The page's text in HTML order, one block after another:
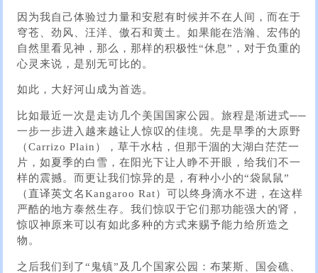
因为我自己体验过力量和安慰有时候并不在人间，而在于
穹苍、劲风、汪洋、傲石和黄土。如果能在浩瀚、宏伟的
自然里看见神，那么，那样的积极性“休息”，对于负重的
心灵来说，是别无可比的。
如此，大好河山成为首选。
比如最近一次是走访几个美国国家公园。旅程是渐进式──
一步一步进入越来越让人惊叹的佳境。先是旱季的大原野
（Carrizo Plain），草干水枯，但那干涸的大湖白茫茫一
片，如夏季的白雪，在阳光下让人睁不开眼，给我们不一
样的震撼。而更让我们惊异的是，有种小小的“袋鼠鼠”
（直译英文名Kangaroo Rat）可以终身滴水不进，在这样
严酷的地方泰然生存。我们惊叹于它们那功能强大的肾，
惊叹神原来可以有如此多种的方式来赐予能力给所造之
物。
之后我们到了“鬼镇”及几个国家公园：布莱斯、国会礁、